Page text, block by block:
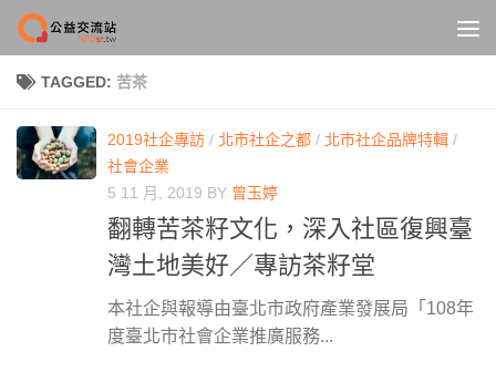
Skip to content
TAGGED: 苦茶
2019社企專訪 / 北市社企之都 / 北市社企品牌特輯 /
社會企業
5 11 月, 2019 BY 曾玉婷
翻轉苦茶籽文化，深入社區復興臺
灣土地美好／專訪茶籽堂
本社企與報導由臺北市政府產業發展局「108年
度臺北市社會企業推廣服務...